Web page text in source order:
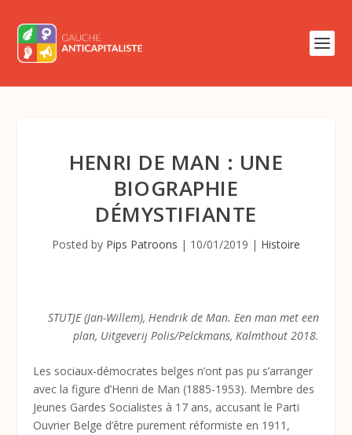
HENRI DE MAN : UNE
BIOGRAPHIE
DÉMYSTIFIANTE
Posted by Pips Patroons | 10/01/2019 | Histoire
STUTJE (Jan-Willem), Hendrik de Man. Een man met een
plan, Uitgeverij Polis/Pelckmans, Kalmthout 2018.
Les sociaux-démocrates belges n’ont pas pu s’arranger
avec la figure d’Henri de Man (1885-1953). Membre des
Jeunes Gardes Socialistes à 17 ans, accusant le Parti
Ouvrier Belge d’être purement réformiste en 1911,